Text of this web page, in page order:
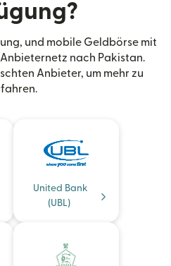
und mobile Geldbörse mit
nach Pakistan.
Anbieter, um mehr zu
United Bank
(UBL)